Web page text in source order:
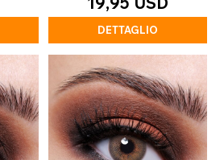
DETTAGLIO